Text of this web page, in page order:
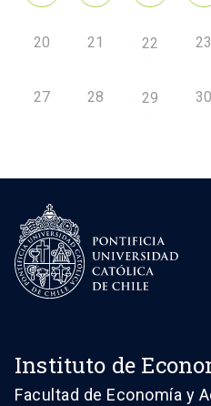
20 21 22 23
27 28 29 30
Instituto de
Facultad de Economía y